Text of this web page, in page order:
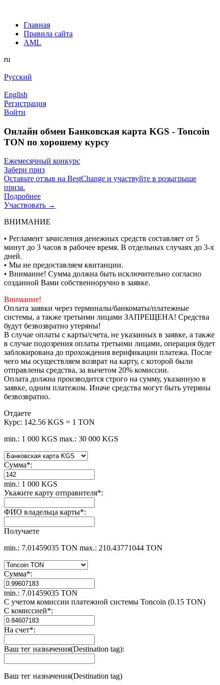
Главная
Правила сайта
AML
ru
Русский
English
Регистрация
Войти
Онлайн обмен Банковская карта KGS - Toncoin
TON по хорошему курсу
Ежемесячный конкурс
Забери приз
Оставьте отзыв на BestChange и участвуйте в розыгрыше
приза.
Подробнее
Участвовать →
ВНИМАНИЕ
• Регламент зачисления денежных средств составляет от 5
минут до 3 часов в рабочее время. В отдельных случаях до 3-х
дней.
• Мы не предоставляем квитанции.
• Внимание! Сумма должна быть исключительно согласно
созданной Вами собственноручно в заявке.
Внимание!
Оплата заявки через терминалы/банкоматы/платежные
системы, а также третьими лицами ЗАПРЕЩЕНА! Средства
будут безвозвратно утеряны!
В случае оплаты с карты/счета, не указанных в заявке, а также
в случае подозрения оплаты третьими лицами, операция будет
заблокирована до прохождения верификации платежа. После
чего мы осуществляем возврат на карту, с которой были
отправлены средства, за вычетом 20% комиссии.
Оплата должна производится строго на сумму, указанную в
заявке, одним платежом. Иначе средства могут быть утеряны
безвозвратно.
Отдаете
Курс: 142.56 KGS = 1 TON
min.: 1 000 KGS max.: 30 000 KGS
Сумма*:
min.: 1 000 KGS
Укажите карту отправителя*:
ФИО владельца карты*:
Получаете
min.: 7.01459035 TON max.: 210.43771044 TON
Сумма*:
min.: 7.01459035 TON
С учетом комиссии платежной системы Toncoin (0.15 TON)
С комиссией*:
На счет*:
Ваш тег назначения(Destination tag):
Ваш тег назначения(Destination tag)